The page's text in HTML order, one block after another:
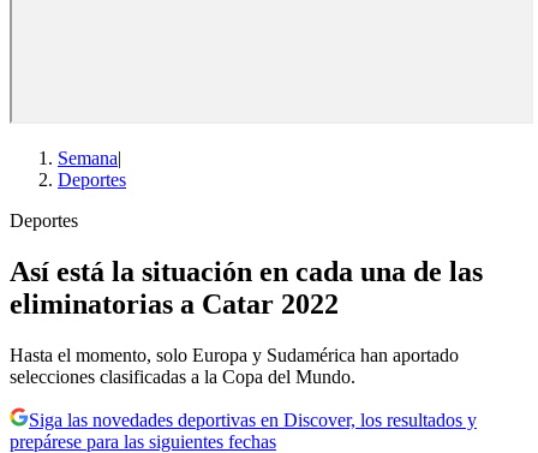
Semana|
Deportes
Deportes
Así está la situación en cada una de las
eliminatorias a Catar 2022
Hasta el momento, solo Europa y Sudamérica han aportado
selecciones clasificadas a la Copa del Mundo.
Siga las novedades deportivas en Discover, los resultados y
prepárese para las siguientes fechas